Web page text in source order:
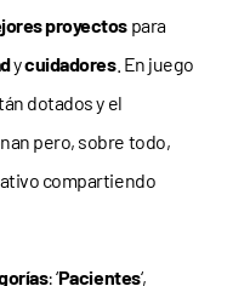
proyectos para
ycuidadores. En juego
dotados y el
pero, sobre todo,
compartiendo
: ‘Pacientes‘,